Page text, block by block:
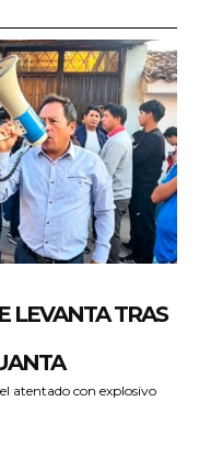
LEVANTA TRAS
atentado con explosivo